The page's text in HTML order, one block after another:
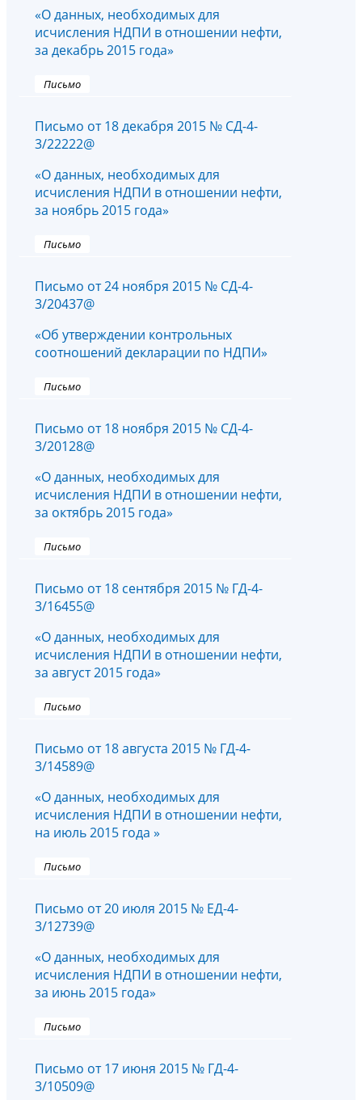
«О данных, необходимых для
исчисления НДПИ в отношении нефти,
за декабрь 2015 года»
Письмо
Письмо от 18 декабря 2015 № СД-4-
3/22222@
«О данных, необходимых для
исчисления НДПИ в отношении нефти,
за ноябрь 2015 года»
Письмо
Письмо от 24 ноября 2015 № СД-4-
3/20437@
«Об утверждении контрольных
соотношений декларации по НДПИ»
Письмо
Письмо от 18 ноября 2015 № СД-4-
3/20128@
«О данных, необходимых для
исчисления НДПИ в отношении нефти,
за октябрь 2015 года»
Письмо
Письмо от 18 сентября 2015 № ГД-4-
3/16455@
«О данных, необходимых для
исчисления НДПИ в отношении нефти,
за август 2015 года»
Письмо
Письмо от 18 августа 2015 № ГД-4-
3/14589@
«О данных, необходимых для
исчисления НДПИ в отношении нефти,
на июль 2015 года »
Письмо
Письмо от 20 июля 2015 № ЕД-4-
3/12739@
«О данных, необходимых для
исчисления НДПИ в отношении нефти,
за июнь 2015 года»
Письмо
Письмо от 17 июня 2015 № ГД-4-
3/10509@